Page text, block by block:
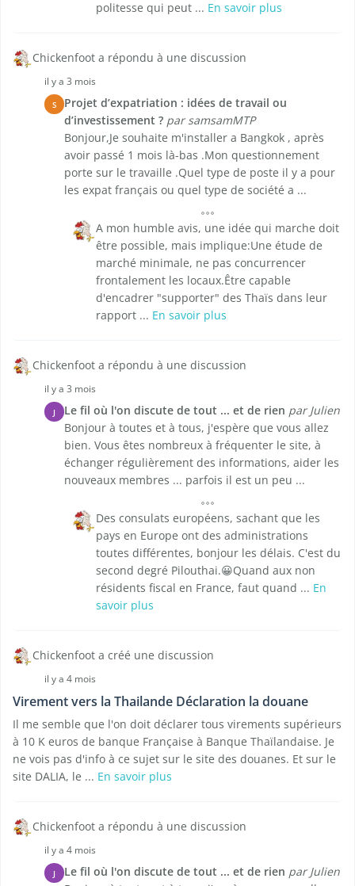
politesse qui peut ... En savoir plus
Chickenfoot a répondu à une discussion
il y a 3 mois
S
Projet d’expatriation : idées de travail ou
d’investissement ? par samsamMTP
Bonjour,Je souhaite m'installer a Bangkok , après
avoir passé 1 mois là-bas .Mon questionnement
porte sur le travaille .Quel type de poste il y a pour
les expat français ou quel type de société a ...
A mon humble avis, une idée qui marche doit
être possible, mais implique:Une étude de
marché minimale, ne pas concurrencer
frontalement les locaux.Être capable
d'encadrer "supporter" des Thaïs dans leur
rapport ... En savoir plus
Chickenfoot a répondu à une discussion
il y a 3 mois
J Le fil où l'on discute de tout ... et de rien par Julien
Bonjour à toutes et à tous, j'espère que vous allez
bien. Vous êtes nombreux à fréquenter le site, à
échanger régulièrement des informations, aider les
nouveaux membres ... parfois il est un peu ...
Des consulats européens, sachant que les
pays en Europe ont des administrations
toutes différentes, bonjour les délais. C'est du
second degré Pilouthai.😀Quand aux non
résidents fiscal en France, faut quand ... En
savoir plus
Chickenfoot a créé une discussion
il y a 4 mois
Virement vers la Thailande Déclaration la douane
Il me semble que l'on doit déclarer tous virements supérieurs
à 10 K euros de banque Française à Banque Thaïlandaise. Je
ne vois pas d'info à ce sujet sur le site des douanes. Et sur le
site DALIA, le ... En savoir plus
Chickenfoot a répondu à une discussion
il y a 4 mois
J Le fil où l'on discute de tout ... et de rien par Julien